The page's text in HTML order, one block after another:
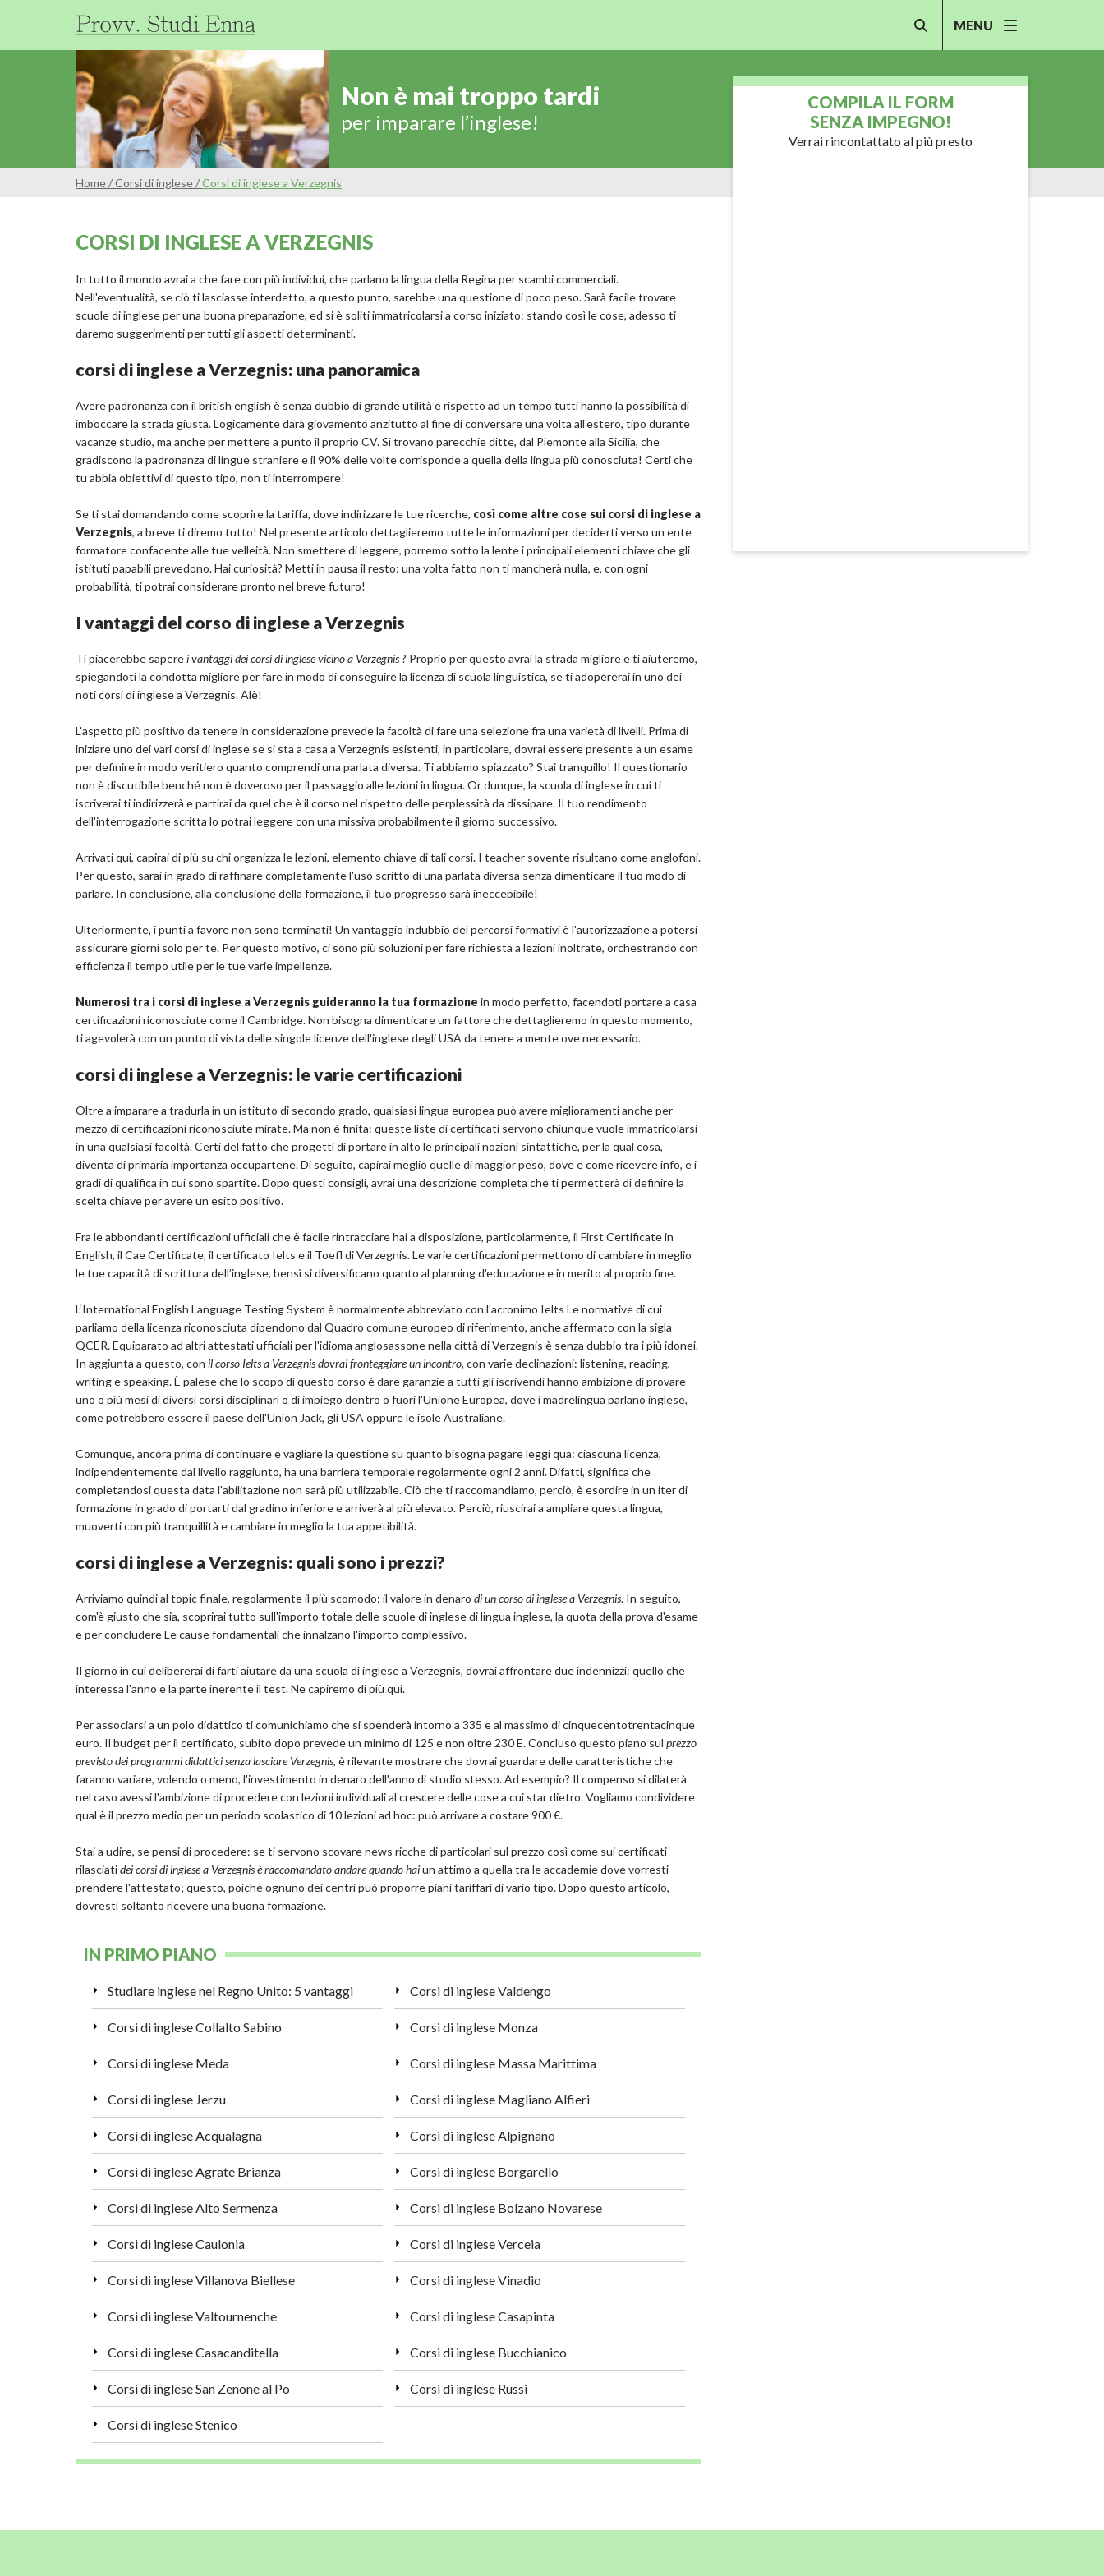
MENU
Non è mai troppo tardi
per imparare l’inglese!
Home/Corsi di inglese/Corsi di inglese a Verzegnis
CORSI DI INGLESE A VERZEGNIS
In tutto il mondo avrai a che fare con più individui, che parlano la lingua della Regina per scambi commerciali.
Nell'eventualità, se ciò ti lasciasse interdetto, a questo punto, sarebbe una questione di poco peso. Sarà facile trovare
scuole di inglese per una buona preparazione, ed si è soliti immatricolarsi a corso iniziato: stando così le cose, adesso ti
daremo suggerimenti per tutti gli aspetti determinanti.
corsi di inglese a Verzegnis: una panoramica
Avere padronanza con il british english è senza dubbio di grande utilità e rispetto ad un tempo tutti hanno la possibilità di
imboccare la strada giusta. Logicamente darà giovamento anzitutto al fine di conversare una volta all'estero, tipo durante
vacanze studio, ma anche per mettere a punto il proprio CV. Si trovano parecchie ditte, dal Piemonte alla Sicilia, che
gradiscono la padronanza di lingue straniere e il 90% delle volte corrisponde a quella della lingua più conosciuta! Certi che
tu abbia obiettivi di questo tipo, non ti interrompere!
Se ti stai domandando come scoprire la tariffa, dove indirizzare le tue ricerche, così come altre cose sui corsi di inglese a
Verzegnis, a breve ti diremo tutto! Nel presente articolo dettaglieremo tutte le informazioni per deciderti verso un ente
formatore confacente alle tue velleità. Non smettere di leggere, porremo sotto la lente i principali elementi chiave che gli
istituti papabili prevedono. Hai curiosità? Metti in pausa il resto: una volta fatto non ti mancherà nulla, e, con ogni
probabilità, ti potrai considerare pronto nel breve futuro!
I vantaggi del corso di inglese a Verzegnis
Ti piacerebbe saperei vantaggi dei corsi di inglese vicino a Verzegnis? Proprio per questo avrai la strada migliore e ti aiuteremo,
spiegandoti la condotta migliore per fare in modo di conseguire la licenza di scuola linguistica, se ti adopererai in uno dei
noti corsi di inglese a Verzegnis. Alè!
L'aspetto più positivo da tenere in considerazione prevede la facoltà di fare una selezione fra una varietà di livelli. Prima di
iniziare uno dei vari corsi di inglese se si sta a casa a Verzegnis esistenti, in particolare, dovrai essere presente a un esame
per definire in modo veritiero quanto comprendi una parlata diversa. Ti abbiamo spiazzato? Stai tranquillo! Il questionario
non è discutibile benché non è doveroso per il passaggio alle lezioni in lingua. Or dunque, la scuola di inglese in cui ti
iscriverai ti indirizzerà e partirai da quel che è il corso nel rispetto delle perplessità da dissipare. Il tuo rendimento
dell'interrogazione scritta lo potrai leggere con una missiva probabilmente il giorno successivo.
Arrivati qui, capirai di più su chi organizza le lezioni, elemento chiave di tali corsi. I teacher sovente risultano come anglofoni.
Per questo, sarai in grado di raffinare completamente l'uso scritto di una parlata diversa senza dimenticare il tuo modo di
parlare. In conclusione, alla conclusione della formazione, il tuo progresso sarà ineccepibile!
Ulteriormente, i punti a favore non sono terminati! Un vantaggio indubbio dei percorsi formativi è l'autorizzazione a potersi
assicurare giorni solo per te. Per questo motivo, ci sono più soluzioni per fare richiesta a lezioni inoltrate, orchestrando con
efficienza il tempo utile per le tue varie impellenze.
Numerosi tra i corsi di inglese a Verzegnis guideranno la tua formazione in modo perfetto, facendoti portare a casa
certificazioni riconosciute come il Cambridge. Non bisogna dimenticare un fattore che dettaglieremo in questo momento,
ti agevolerà con un punto di vista delle singole licenze dell'inglese degli USA da tenere a mente ove necessario.
corsi di inglese a Verzegnis: le varie certificazioni
Oltre a imparare a tradurla in un istituto di secondo grado, qualsiasi lingua europea può avere miglioramenti anche per
mezzo di certificazioni riconosciute mirate. Ma non è finita: queste liste di certificati servono chiunque vuole immatricolarsi
in una qualsiasi facoltà. Certi del fatto che progetti di portare in alto le principali nozioni sintattiche, per la qual cosa,
diventa di primaria importanza occupartene. Di seguito, capirai meglio quelle di maggior peso, dove e come ricevere info, e i
gradi di qualifica in cui sono spartite. Dopo questi consigli, avrai una descrizione completa che ti permetterà di definire la
scelta chiave per avere un esito positivo.
Fra le abbondanti certificazioni ufficiali che è facile rintracciare hai a disposizione, particolarmente, il First Certificate in
English, il Cae Certificate, il certificato Ielts e il Toefl di Verzegnis. Le varie certificazioni permettono di cambiare in meglio
le tue capacità di scrittura dell’inglese, bensì si diversificano quanto al planning d'educazione e in merito al proprio fine.
L‘International English Language Testing System è normalmente abbreviato con l'acronimo Ielts Le normative di cui
parliamo della licenza riconosciuta dipendono dal Quadro comune europeo di riferimento, anche affermato con la sigla
QCER. Equiparato ad altri attestati ufficiali per l'idioma anglosassone nella città di Verzegnis è senza dubbio tra i più idonei.
In aggiunta a questo, con il corso Ielts a Verzegnis dovrai fronteggiare un incontro, con varie declinazioni: listening, reading,
writing e speaking. È palese che lo scopo di questo corso è dare garanzie a tutti gli iscrivendi hanno ambizione di provare
uno o più mesi di diversi corsi disciplinari o di impiego dentro o fuori l'Unione Europea, dove i madrelingua parlano inglese,
come potrebbero essere il paese dell'Union Jack, gli USA oppure le isole Australiane.
Comunque, ancora prima di continuare e vagliare la questione su quanto bisogna pagare leggi qua: ciascuna licenza,
indipendentemente dal livello raggiunto, ha una barriera temporale regolarmente ogni 2 anni. Difatti, significa che
completandosi questa data l'abilitazione non sarà più utilizzabile. Ciò che ti raccomandiamo, perciò, è esordire in un iter di
formazione in grado di portarti dal gradino inferiore e arriverà al più elevato. Perciò, riuscirai a ampliare questa lingua,
muoverti con più tranquillità e cambiare in meglio la tua appetibilità.
corsi di inglese a Verzegnis: quali sono i prezzi?
Arriviamo quindi al topic finale, regolarmente il più scomodo: il valore in denaro di un corso di inglese a Verzegnis. In seguito,
com'è giusto che sia, scoprirai tutto sull'importo totale delle scuole di inglese di lingua inglese, la quota della prova d'esame
e per concludere Le cause fondamentali che innalzano l'importo complessivo.
Il giorno in cui delibererai di farti aiutare da una scuola di inglese a Verzegnis, dovrai affrontare due indennizzi: quello che
interessa l'anno e la parte inerente il test. Ne capiremo di più qui.
Per associarsi a un polo didattico ti comunichiamo che si spenderà intorno a 335 e al massimo di cinquecentotrentacinque
euro. Il budget per il certificato, subito dopo prevede un minimo di 125 e non oltre 230 E. Concluso questo piano sul prezzo
previsto dei programmi didattici senza lasciare Verzegnis, è rilevante mostrare che dovrai guardare delle caratteristiche che
faranno variare, volendo o meno, l'investimento in denaro dell'anno di studio stesso. Ad esempio? Il compenso si dilaterà
nel caso avessi l'ambizione di procedere con lezioni individuali al crescere delle cose a cui star dietro. Vogliamo condividere
qual è il prezzo medio per un periodo scolastico di 10 lezioni ad hoc: può arrivare a costare 900 €.
Stai a udire, se pensi di procedere: se ti servono scovare news ricche di particolari sul prezzo così come sui certificati
rilasciatidei corsi di inglese a Verzegnis è raccomandato andare quando haiun attimo a quella tra le accademie dove vorresti
prendere l'attestato; questo, poiché ognuno dei centri può proporre piani tariffari di vario tipo. Dopo questo articolo,
dovresti soltanto ricevere una buona formazione.
COMPILA IL FORM
SENZA IMPEGNO!
Verrai rincontattato al più presto
IN PRIMO PIANO
Studiare inglese nel Regno Unito: 5 vantaggi Corsi di inglese Valdengo
Corsi di inglese Collalto Sabino Corsi di inglese Monza
Corsi di inglese Meda Corsi di inglese Massa Marittima
Corsi di inglese Jerzu Corsi di inglese Magliano Alfieri
Corsi di inglese Acqualagna Corsi di inglese Alpignano
Corsi di inglese Agrate Brianza Corsi di inglese Borgarello
Corsi di inglese Alto Sermenza Corsi di inglese Bolzano Novarese
Corsi di inglese Caulonia Corsi di inglese Verceia
Corsi di inglese Villanova Biellese Corsi di inglese Vinadio
Corsi di inglese Valtournenche Corsi di inglese Casapinta
Corsi di inglese Casacanditella Corsi di inglese Bucchianico
Corsi di inglese San Zenone al Po Corsi di inglese Russi
Corsi di inglese Stenico